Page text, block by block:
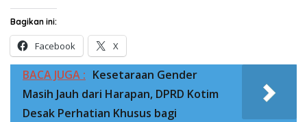
Bagikan ini:
Facebook X
BACA JUGA : Kesetaraan Gender
Masih Jauh dari Harapan, DPRD Kotim
Desak Perhatian Khusus bagi